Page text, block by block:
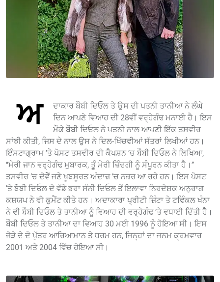
ਅ
ਦਾਕਾਰ ਬੌਬੀ ਦਿਓਲ ਤੇ ਉਸ ਦੀ ਪਤਨੀ ਤਾਨੀਆ ਨੇ ਲੰਘੇ
ਦਿਨ ਆਪਣੇ ਵਿਆਹ ਦੀ 28ਵੀਂ ਵਰ੍ਹੇਗੰਢ ਮਨਾਈ ਹੈ। ਇਸ
ਮੌਕੇ ਬੌਬੀ ਦਿਓਲ ਨੇ ਪਤਨੀ ਨਾਲ ਆਪਣੀ ਇੱਕ ਤਸਵੀਰ
ਸਾਂਝੀ ਕੀਤੀ, ਜਿਸ ਦੇ ਨਾਲ ਉਸ ਨੇ ਦਿਲ-ਖਿੱਚਵੀਆਂ ਸੱਤਰਾਂ ਲਿਖੀਆਂ ਹਨ।
ਇੰਸਟਾਗ੍ਰਾਮ ’ਤੇ ਪੋਸਟ ਤਸਵੀਰ ਦੀ ਕੈਪਸ਼ਨ ’ਚ ਬੌਬੀ ਦਿਓਲ ਨੇ ਲਿਖਿਆ,
‘‘ਮੇਰੀ ਜਾਨ ਵਰ੍ਹੇਗੰਢ ਮੁਬਾਰਕ, ਤੂੁੰ ਮੇਰੀ ਜ਼ਿੰਦਗੀ ਨੂੰ ਸੰਪੂਰਨ ਕੀਤਾ ਹੈ।’’
ਤਸਵੀਰ ’ਚ ਦੋਵੇੇੇਂ ਜਣੇ ਖੂਬਸੂਰਤ ਅੰਦਾਜ਼ ’ਚ ਨਜ਼ਰ ਆ ਰਹੇ ਹਨ। ਇਸ ਪੋਸਟ
’ਤੇ ਬੌਬੀ ਦਿਓਲ ਦੇ ਵੱਡੇ ਭਰਾ ਸੰਨੀ ਦਿਓਲ ਤੋਂ ਇਲਾਵਾ ਨਿਰਦੇਸ਼ਕ ਅਨੁਰਾਗ
ਕਸ਼ਯਪ ਨੇ ਵੀ ਕੁਮੈਂਟ ਕੀਤੇ ਹਨ। ਅਦਾਕਾਰਾ ਪ੍ਰੀਟੀ ਜ਼ਿੰਟਾ ਤੇ ਟਵਿੰਕਲ ਖੰਨਾ
ਨੇ ਵੀ ਬੌਬੀ ਦਿਓਲ ਤੇ ਤਾਨੀਆ ਨੂੰ ਵਿਆਹ ਦੀ ਵਰ੍ਹੇਗੰਢ ’ਤੇ ਵਧਾਈ ਦਿੱਤੀ ਹੈੈ।
ਬੌਬੀ ਦਿਓਲ ਤੇ ਤਾਨੀਆ ਦਾ ਵਿਆਹ 30 ਮਈ 1996 ਨੂੰ ਹੋਇਆ ਸੀ। ਇਸ
ਜੋੜੇ ਦੇ ਦੋ ਪੁੱਤਰ ਆਰਿਆਮਾਨ ਤੇ ਧਰਮ ਹਨ, ਜਿਨ੍ਹਾਂ ਦਾ ਜਨਮ ਕ੍ਰਮਵਾਰ
2001 ਅਤੇ 2004 ਵਿੱਚ ਹੋਇਆ ਸੀ।